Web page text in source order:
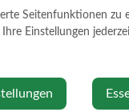
Seitenfunktionen zu
Einstellungen